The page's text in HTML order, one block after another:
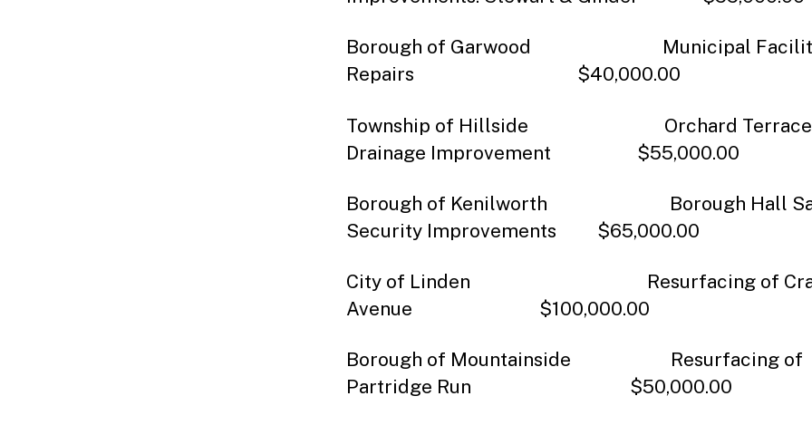
Borough of Garwood Municipal
Repairs $40,000.00
Township of Hillside Orchard Terrace
Drainage Improvement $55,000.00
Borough of Kenilworth Borough Hall
Security Improvements $65,000.00
City of Linden Resurfacing of
Avenue $100,000.00
Borough of Mountainside Resurfacing of
Partridge Run $50,000.00